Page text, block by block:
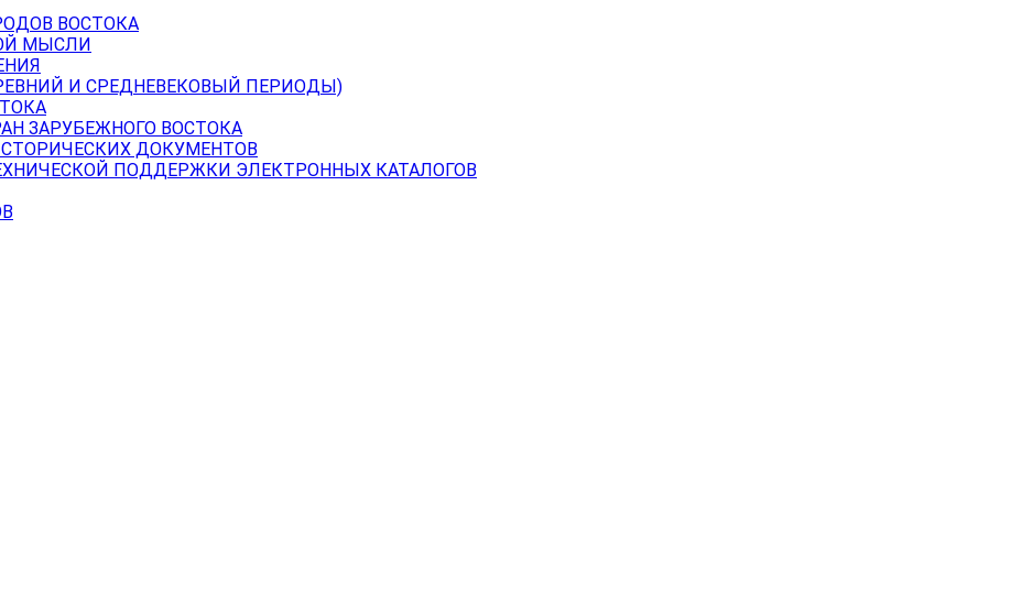
ВОСТОКА
МЫСЛИ
И СРЕДНЕВЕКОВЫЙ ПЕРИОДЫ)
ЗАРУБЕЖНОГО ВОСТОКА
ДОКУМЕНТОВ
ПОДДЕРЖКИ ЭЛЕКТРОННЫХ КАТАЛОГОВ